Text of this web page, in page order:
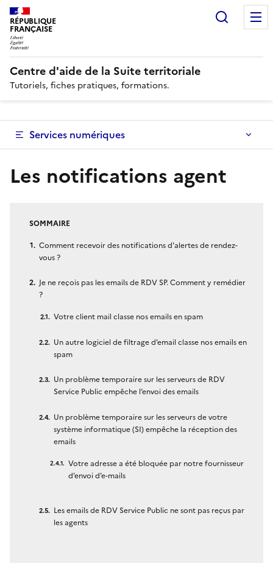
RÉPUBLIQUE
FRANÇAISE
Centre d'aide de la Suite territoriale
Tutoriels, fiches pratiques, formations.
Services numériques
Les notifications agent
SOMMAIRE
Comment recevoir des notifications d'alertes de rendez-
vous ?
Je ne reçois pas les emails de RDV SP. Comment y remédier
?
Votre client mail classe nos emails en spam
Un autre logiciel de filtrage d’email classe nos emails en
spam
Un problème temporaire sur les serveurs de RDV
Service Public empêche l’envoi des emails
Un problème temporaire sur les serveurs de votre
système informatique (SI) empêche la réception des
emails
Votre adresse a été bloquée par notre fournisseur
d’envoi d’e-mails
Les emails de RDV Service Public ne sont pas reçus par
les agents